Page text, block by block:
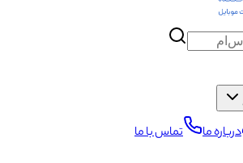
درباره ما تماس با ما